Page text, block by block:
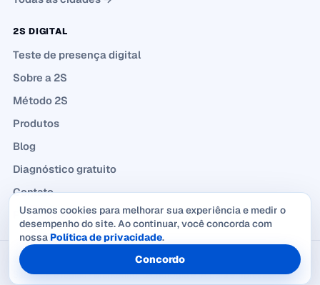
Usamos cookies para melhorar sua experiência e medir o
desempenho do site. Ao continuar, você concorda com
nossa Política de privacidade.
Concordo
2S DIGITAL
Teste de presença digital
Sobre a 2S
Método 2S
Produtos
Blog
Diagnóstico gratuito
Contato
Política de Privacidade
© 2026 2S Digital Marketing — CNPJ 57.651.469/0001-08
Salto-SP e região · Marketing, tecnologia e IA para empresas